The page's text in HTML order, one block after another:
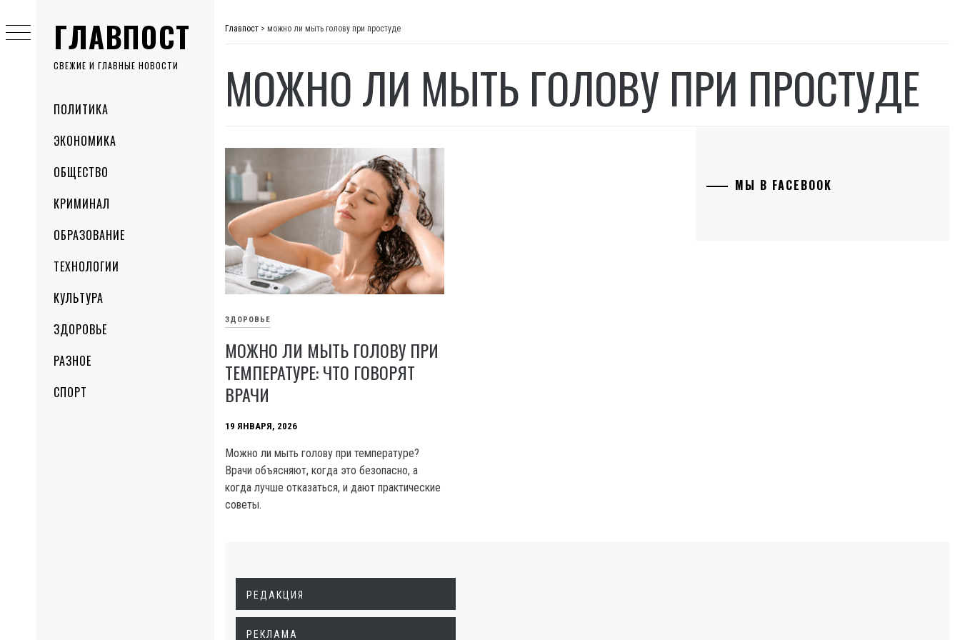
ГЛАВПОСТ
СВЕЖИЕ И ГЛАВНЫЕ НОВОСТИ
MenuПОЛИТИКА
ЭКОНОМИКА
ОБЩЕСТВО
КРИМИНАЛ
ОБРАЗОВАНИЕ
ТЕХНОЛОГИИ
КУЛЬТУРА
ЗДОРОВЬЕ
РАЗНОЕ
СПОРТ
to
content
Главпост > можно ли мыть голову при простуде
МОЖНО ЛИ МЫТЬ ГОЛОВУ ПРИ ПРОСТУДЕ
ЗДОРОВЬЕ
МОЖНО ЛИ МЫТЬ ГОЛОВУ ПРИ
ТЕМПЕРАТУРЕ: ЧТО ГОВОРЯТ
ВРАЧИ
19 ЯНВАРЯ, 2026
Можно ли мыть голову при температуре?
Врачи объясняют, когда это безопасно, а
когда лучше отказаться, и дают практические
советы.
МЫ В FACEBOOK
РЕДАКЦИЯ
РЕКЛАМА